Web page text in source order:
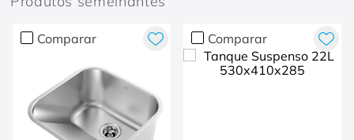
Comparar Comparar